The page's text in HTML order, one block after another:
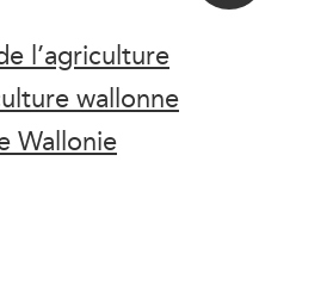
l’agriculture
wallonne
Wallonie